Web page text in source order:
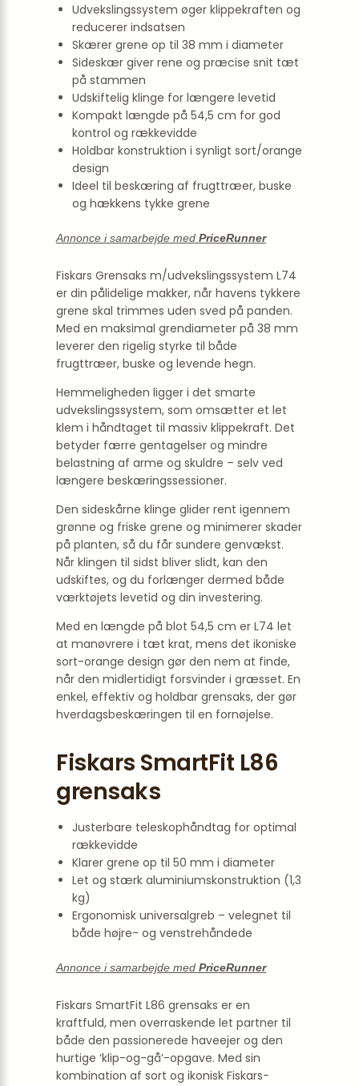
Udvekslingssystem øger klippekraften og
reducerer indsatsen
Skærer grene op til 38 mm i diameter
Sideskær giver rene og præcise snit tæt
på stammen
Udskiftelig klinge for længere levetid
Kompakt længde på 54,5 cm for god
kontrol og rækkevidde
Holdbar konstruktion i synligt sort/orange
design
Ideel til beskæring af frugttræer, buske
og hækkens tykke grene
Annonce i samarbejde med PriceRunner
Fiskars Grensaks m/udvekslingssystem L74
er din pålidelige makker, når havens tykkere
grene skal trimmes uden sved på panden.
Med en maksimal grendiameter på 38 mm
leverer den rigelig styrke til både
frugttræer, buske og levende hegn.
Hemmeligheden ligger i det smarte
udvekslingssystem, som omsætter et let
klem i håndtaget til massiv klippekraft. Det
betyder færre gentagelser og mindre
belastning af arme og skuldre – selv ved
længere beskæringssessioner.
Den sideskårne klinge glider rent igennem
grønne og friske grene og minimerer skader
på planten, så du får sundere genvækst.
Når klingen til sidst bliver slidt, kan den
udskiftes, og du forlænger dermed både
værktøjets levetid og din investering.
Med en længde på blot 54,5 cm er L74 let
at manøvrere i tæt krat, mens det ikoniske
sort-orange design gør den nem at finde,
når den midlertidigt forsvinder i græsset. En
enkel, effektiv og holdbar grensaks, der gør
hverdagsbeskæringen til en fornøjelse.
Fiskars SmartFit L86
grensaks
Justerbare teleskophåndtag for optimal
rækkevidde
Klarer grene op til 50 mm i diameter
Let og stærk aluminiumskonstruktion (1,3
kg)
Ergonomisk universalgreb – velegnet til
både højre- og venstrehåndede
Annonce i samarbejde med PriceRunner
Fiskars SmartFit L86 grensaks er en
kraftfuld, men overraskende let partner til
både den passionerede haveejer og den
hurtige ‘klip-og-gå’-opgave. Med sin
kombination af sort og ikonisk Fiskars-